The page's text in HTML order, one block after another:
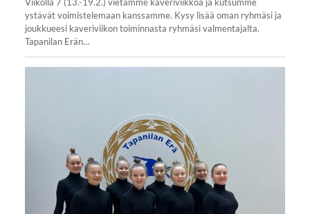
ystävät voimistelemaan kanssamme. Kysy lisää oman ryhmäsi ja
joukkueesi kaveriviikon toiminnasta ryhmäsi valmentajalta.
Tapanilan Erän…